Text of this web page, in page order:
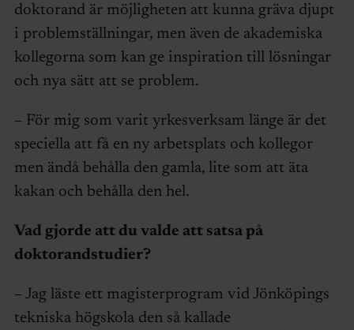
doktorand är möjligheten att kunna gräva djupt
i problemställningar, men även de akademiska
kollegorna som kan ge inspiration till lösningar
och nya sätt att se problem.
– För mig som varit yrkesverksam länge är det
speciella att få en ny arbetsplats och kollegor
men ändå behålla den gamla, lite som att äta
kakan och behålla den hel.
Vad gjorde att du valde att satsa på
doktorandstudier?
– Jag läste ett magisterprogram vid Jönköpings
tekniska högskola den så kallade